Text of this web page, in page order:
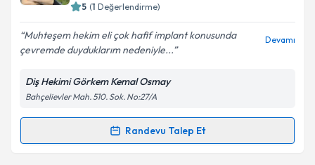
5 (1 Değerlendirme)
Muhteşem hekim eli çok hafif implant konusunda
çevremde duyduklarım nedeniyle...
Devamı
Diş Hekimi Görkem Kemal Osmay
Bahçelievler Mah. 510. Sok. No:27/A
Randevu Talep Et
Randevu Takvimi Talebi